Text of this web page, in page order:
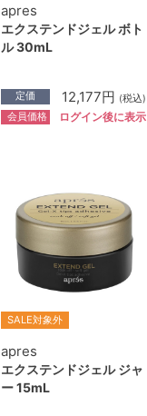
apres
エクステンドジェル ボト
ル 30mL
定価 12,177円 (税込)
会員価格 ログイン後に表示
SALE対象外
apres
エクステンドジェル ジャ
ー 15mL